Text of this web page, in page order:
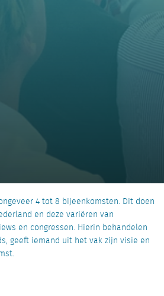
4 tot 8 bijeenkomsten. Dit doen
en deze variëren van
en congressen. Hierin behandelen
geeft iemand uit het vak zijn visie en